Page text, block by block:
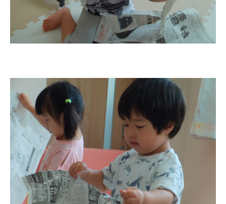
教育と保育
美⽊多幼稚園の理想
年間⾏事
預かり保育［ヒラソル ]
美⽊多チコス
美⽊多チコスについて
美⽊多チコスブログ
未就園児クラス